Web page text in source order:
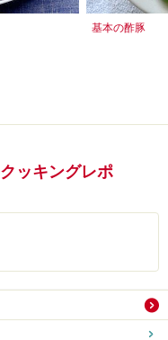
基本の酢豚
ッキングレポ